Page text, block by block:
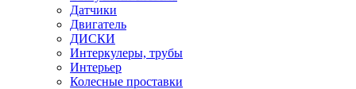
Датчики
Двигатель
ДИСКИ
Интеркулеры, трубы
Интерьер
Колесные проставки